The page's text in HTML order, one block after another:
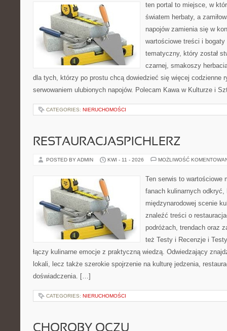
ten portal to miejsce, w
światem herbaty, a
napojów zamienia się w
wartościowe treści i
tematyczny, który został
czarnej, smakoszy
dla tych, którzy po prostu chcą dowiedzieć się więcej codzienne
serwowaniem ulubionych napojów. Polecam Kawa w Kulturze i
CATEGORIES: NIERUCHOMOŚCI
RESTAURACJASPICHLERZ
POSTED BY ADMIN KWI - 11 - 2026 MOŻLIWOŚĆ
Ten serwis to wartościowe
fanach kulinarnych
międzynarodowej scenie
znaleźć treści o
podróżach, trendach oraz
też Testy i Recenzje i
łączy kulinarne emocje z praktyczną wiedzą. Odwiedzający
lokali, lecz także szerokie spojrzenie na kulturę jedzenia,
doświadczenia. […]
CATEGORIES: NIERUCHOMOŚCI
CHOROBY OCZU